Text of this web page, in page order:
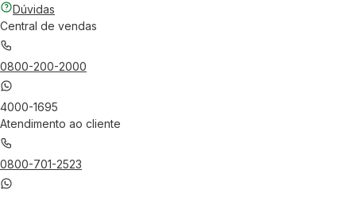
Dúvidas
Central de vendas
0800-200-2000
4000-1695
Atendimento ao cliente
0800-701-2523